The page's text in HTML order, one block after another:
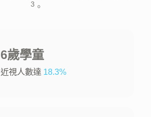
3 。
6歲學童
近視人數達 18.3%